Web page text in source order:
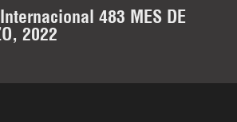
483 MES DE
2022